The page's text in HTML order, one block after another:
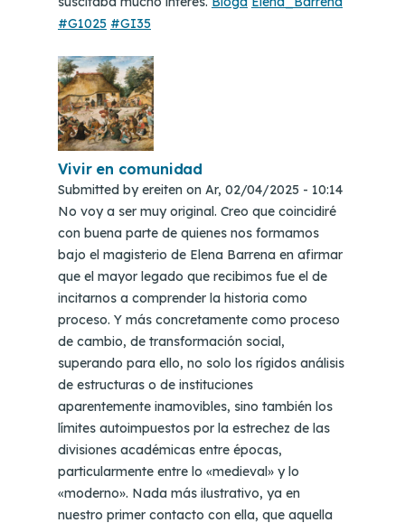
#G1025 #GI35
Vivir en comunidad
Submitted byereiten on Ar, 02/04/2025 - 10:14
No voy a ser muy original. Creo que coincidiré
con buena parte de quienes nos formamos
bajo el magisterio de Elena Barrena en afirmar
que el mayor legado que recibimos fue el de
incitarnos a comprender la historia como
proceso. Y más concretamente como proceso
de cambio, de transformación social,
superando para ello, no solo los rígidos análisis
de estructuras o de instituciones
aparentemente inamovibles, sino también los
límites autoimpuestos por la estrechez de las
divisiones académicas entre épocas,
particularmente entre lo «medieval» y lo
«moderno». Nada más ilustrativo, ya en
nuestro primer contacto con ella, que aquella